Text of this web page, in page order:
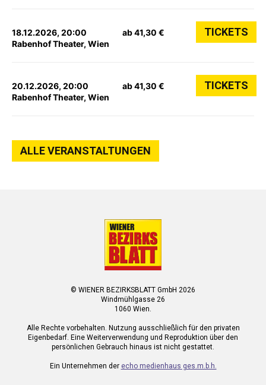
18.12.2026, 20:00
Rabenhof Theater, Wien
ab 41,30 € TICKETS
20.12.2026, 20:00
Rabenhof Theater, Wien
ab 41,30 € TICKETS
ALLE VERANSTALTUNGEN
© WIENER BEZIRKSBLATT GmbH 2026
Windmühlgasse 26
1060 Wien.
Alle Rechte vorbehalten. Nutzung ausschließlich für den privaten
Eigenbedarf. Eine Weiterverwendung und Reproduktion über den
persönlichen Gebrauch hinaus ist nicht gestattet.
Ein Unternehmen der echo medienhaus ges.m.b.h.